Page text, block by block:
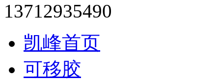
13712935490
凯峰首页
可移胶